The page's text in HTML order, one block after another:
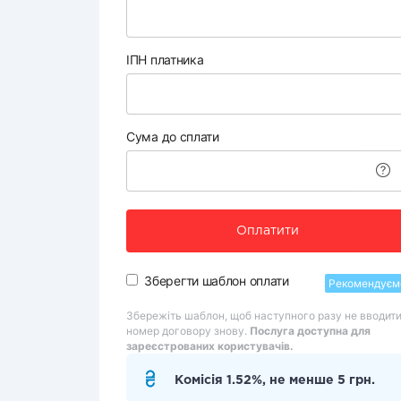
ІПН платника
Сума до сплати
Оплатити
Зберегти шаблон оплати
Збережіть шаблон, щоб наступного разу не вводити
номер договору знову. Послуга доступна для
зареєстрованих користувачів.
Комісія 1.52%, не менше 5 грн.